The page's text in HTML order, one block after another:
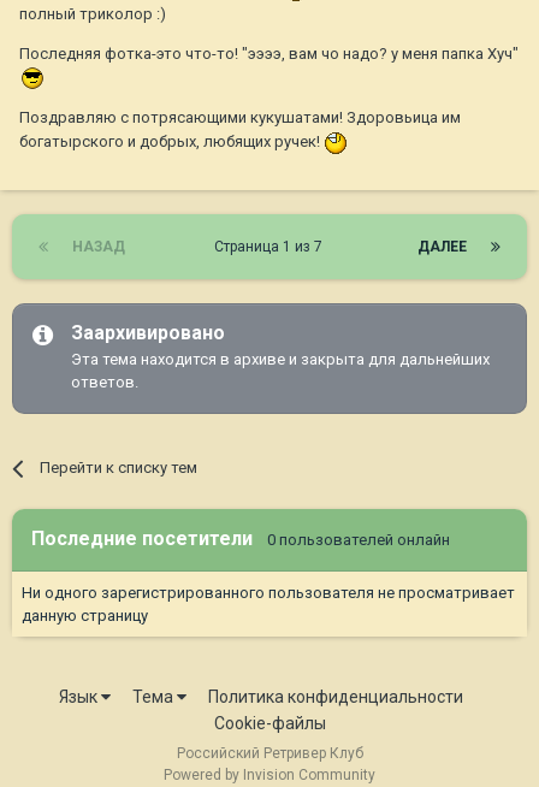
полный триколор :)
Последняя фотка-это что-то! "ээээ, вам чо надо? у меня папка Хуч"
Поздравляю с потрясающими кукушатами! Здоровьица им
богатырского и добрых, любящих ручек!
НАЗАД ДАЛЕЕ
Страница 1 из 7
Заархивировано
Эта тема находится в архиве и закрыта для дальнейших
ответов.
Перейти к списку тем
Последние посетители 0 пользователей онлайн
Ни одного зарегистрированного пользователя не просматривает
данную страницу
Язык Тема
Политика конфиденциальности
Cookie-файлы
Российский Ретривер Клуб
Powered by Invision Community